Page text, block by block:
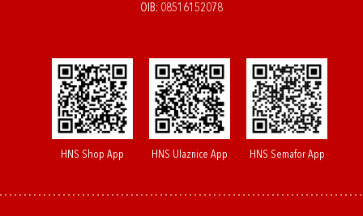
OIB: 08516152078
HNS Shop App HNS Ulaznice App HNS Semafor App